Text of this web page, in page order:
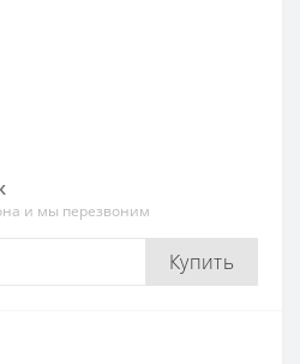
и мы перезвоним
Купить